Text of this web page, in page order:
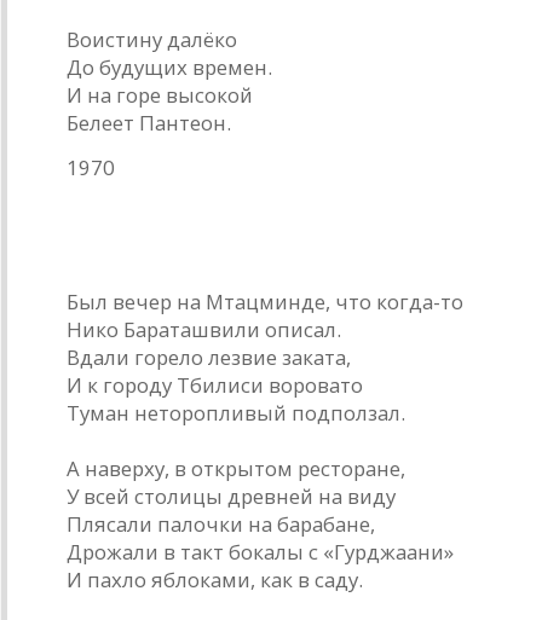
Воистину далёко
До будущих времен.
И на горе высокой
Белеет Пантеон.
1970
Был вечер на Мтацминде, что когда-то
Нико Бараташвили описал.
Вдали горело лезвие заката,
И к городу Тбилиси воровато
Туман неторопливый подползал.
А наверху, в открытом ресторане,
У всей столицы древней на виду
Плясали палочки на барабане,
Дрожали в такт бокалы с «Гурджаани»
И пахло яблоками, как в саду.